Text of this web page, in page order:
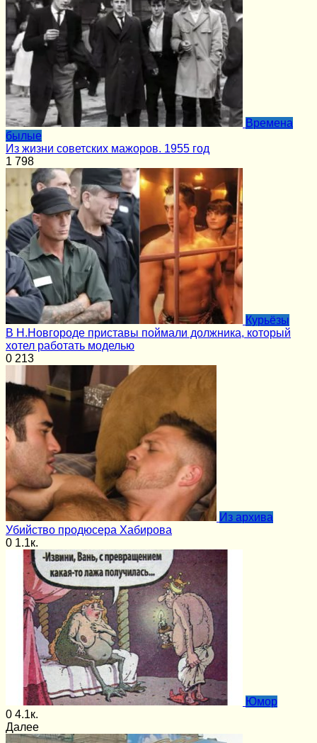
Времена
былые
Из жизни советских мажоров. 1955 год
1 798
Курьёзы
В Н.Новгороде приставы поймали должника, который
хотел работать моделью
0 213
Из архива
Убийство продюсера Хабирова
0 1.1к.
Юмор
0 4.1к.
Далее